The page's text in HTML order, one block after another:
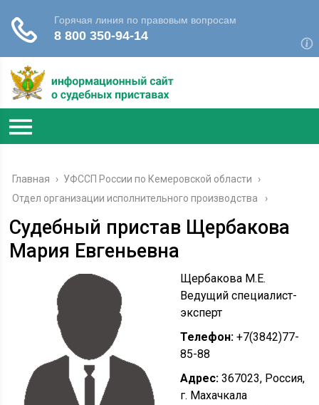
Главная › УФССП России по Кемеровской области
›
Отдел организации исполнительного производства
Судебный пристав Щербакова
Мария Евгеньевна
Щербакова М.Е.
Ведущий специалист-
эксперт
Телефон: +7(3842)77-
85-88
Адрес: 367023, Россия,
г. Махачкала